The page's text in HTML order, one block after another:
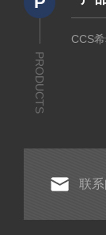
PRODUCTS
CCS
联